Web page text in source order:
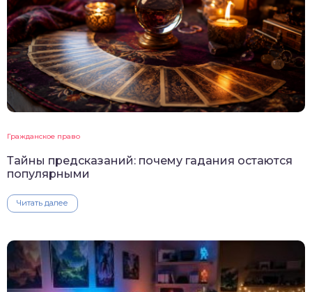
Гражданское право
Тайны предсказаний: почему гадания остаются
популярными
Читать далее